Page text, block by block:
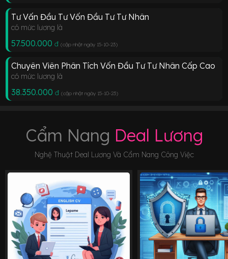
Tư Vấn Đầu Tư Vốn Đầu Tư Tư Nhân
có mức lương là
57.500.000 đ (cập nhật ngày 15-10-23)
Chuyên Viên Phân Tích Vốn Đầu Tư Tư Nhân Cấp Cao
có mức lương là
38.350.000 đ (cập nhật ngày 15-10-23)
Cẩm Nang Deal Lương
Nghệ Thuật Deal Lương Và Cẩm Nang Công Việc